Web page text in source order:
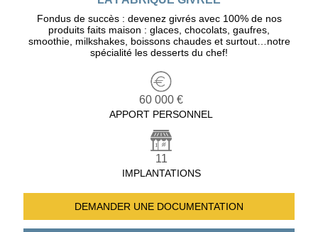
Fondus de succès : devenez givrés avec 100% de nos
produits faits maison : glaces, chocolats, gaufres,
smoothie, milkshakes, boissons chaudes et surtout…notre
spécialité les desserts du chef!
60 000 €
APPORT PERSONNEL
11
IMPLANTATIONS
DEMANDER UNE DOCUMENTATION